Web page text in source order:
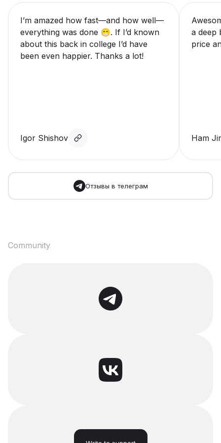
I’m amazed how fast—and how well—
everything was done 😁. If I’d known
about this back in college I’d have
been even happier. Thanks a lot!
Igor Shishov
a deep
price
Ham
Отзывы в телеграм
Community